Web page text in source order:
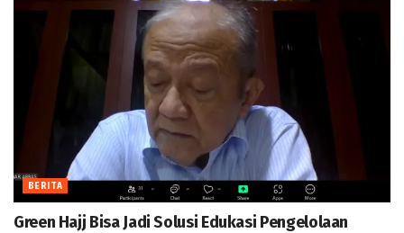
BERITA
Green Hajj Bisa Jadi Solusi Edukasi Pengelolaan